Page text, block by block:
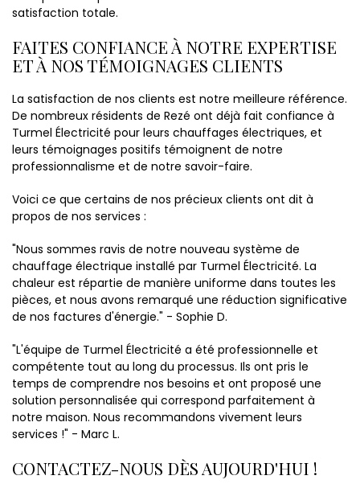
satisfaction totale.
FAITES CONFIANCE À NOTRE EXPERTISE
ET À NOS TÉMOIGNAGES CLIENTS
La satisfaction de nos clients est notre meilleure référence.
De nombreux résidents de Rezé ont déjà fait confiance à
Turmel Électricité pour leurs chauffages électriques, et
leurs témoignages positifs témoignent de notre
professionnalisme et de notre savoir-faire.
Voici ce que certains de nos précieux clients ont dit à
propos de nos services :
"Nous sommes ravis de notre nouveau système de
chauffage électrique installé par Turmel Électricité. La
chaleur est répartie de manière uniforme dans toutes les
pièces, et nous avons remarqué une réduction significative
de nos factures d'énergie." - Sophie D.
"L'équipe de Turmel Électricité a été professionnelle et
compétente tout au long du processus. Ils ont pris le
temps de comprendre nos besoins et ont proposé une
solution personnalisée qui correspond parfaitement à
notre maison. Nous recommandons vivement leurs
services !" - Marc L.
CONTACTEZ-NOUS DÈS AUJOURD'HUI !